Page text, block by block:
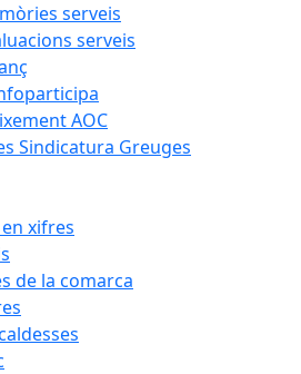
serveis
serveis
AOC
Sindicatura Greuges
xifres
de la comarca